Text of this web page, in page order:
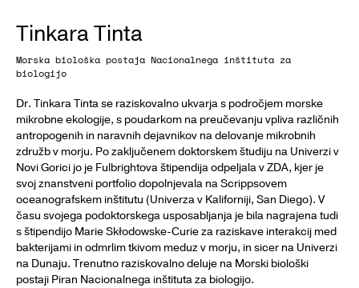
Tinkara Tinta
Morska biološka postaja Nacionalnega inštituta za
biologijo
Dr. Tinkara Tinta se raziskovalno ukvarja s področjem morske
mikrobne ekologije, s poudarkom na preučevanju vpliva različnih
antropogenih in naravnih dejavnikov na delovanje mikrobnih
združb v morju. Po zaključenem doktorskem študiju na Univerzi v
Novi Gorici jo je Fulbrightova štipendija odpeljala v ZDA, kjer je
svoj znanstveni portfolio dopolnjevala na Scrippsovem
oceanografskem inštitutu (Univerza v Kaliforniji, San Diego). V
času svojega podoktorskega usposabljanja je bila nagrajena tudi
s štipendijo Marie Skłodowske-Curie za raziskave interakcij med
bakterijami in odmrlim tkivom meduz v morju, in sicer na Univerzi
na Dunaju. Trenutno raziskovalno deluje na Morski biološki
postaji Piran Nacionalnega inštituta za biologijo.